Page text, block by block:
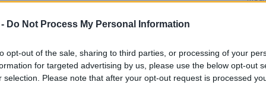
Do Not Process My Personal Information
opt-out of the sale, sharing to third parties, or processing of your
for targeted advertising by us, please use the below opt-out
selection. Please note that after your opt-out request is processed
Képzőművészeti Egyetem és a
hogy a két intézmény kölcsönösen segíti
kutatás, a restaurátor-képzés és a könyvtárak
A